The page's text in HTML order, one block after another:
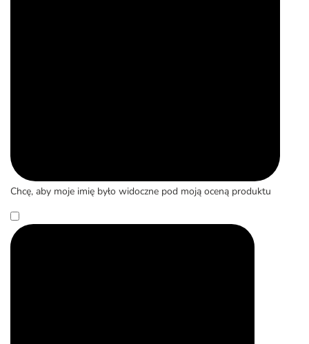
Chcę, aby moje imię było widoczne pod moją oceną produktu